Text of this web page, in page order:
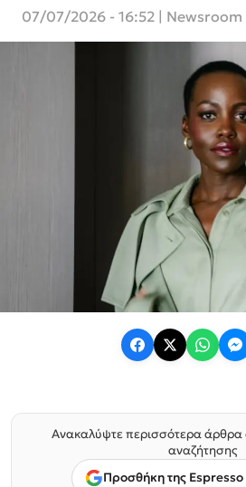
07/07/2026 - 16:52 Newsroom
Ανακαλύψτε περισσότερα
αναζήτησης
Προσθήκη της